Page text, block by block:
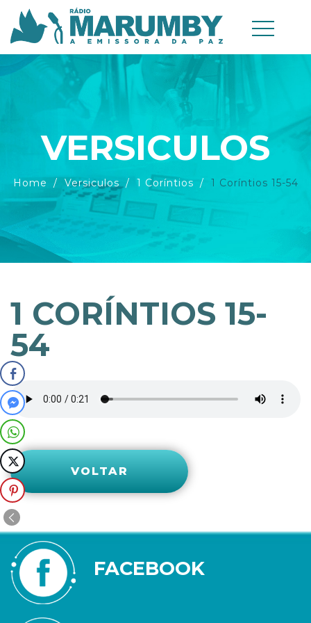
VERSICULOS
Home Versiculos 1 Coríntios 1 Coríntios 15-54
1 CORÍNTIOS 15-
54
VOLTAR
FACEBOOK